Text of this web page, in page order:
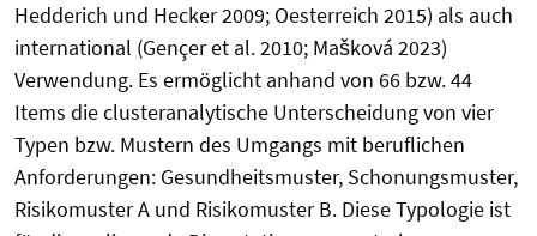
Hedderich und Hecker 2009; Oesterreich 2015) als auch
international (Gençer et al. 2010; Mašková 2023)
Verwendung. Es ermöglicht anhand von 66 bzw. 44
Items die clusteranalytische Unterscheidung von vier
Typen bzw. Mustern des Umgangs mit beruflichen
Anforderungen: Gesundheitsmuster, Schonungsmuster,
Risikomuster A und Risikomuster B. Diese Typologie ist